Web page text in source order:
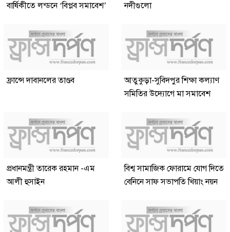
বার্ষিকীতে লন্ডনে ‘বিপ্লব সমাবেশ’
নদীগুলো
ফ্রান্সে দাবানলের তাণ্ডব
আতুকুড়া-সুবিদপুর শিক্ষা কল্যাণ
সমিতির উদ্যোগে মা সমাবেশ
প্রধানমন্ত্রী তারেক রহমান -এম
আলী হুসাইন
বিশ্ব সামাজিক ফোরামে যোগ দিতে
বেনিনে সাফ সভাপতি খিয়াং নয়ন